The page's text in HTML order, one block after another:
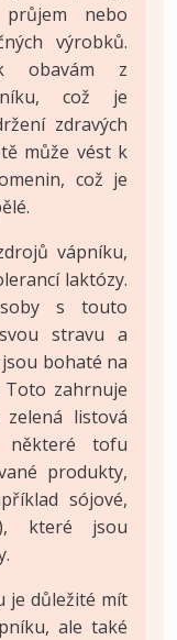
nebo
výrobků.
obavám z
což je
zdravých
může vést k
což je
vápníku,
laktózy.
s touto
stravu a
bohaté na
zahrnuje
listová
některé tofu
produkty,
sójové,
které jsou
je důležité mít
ale také